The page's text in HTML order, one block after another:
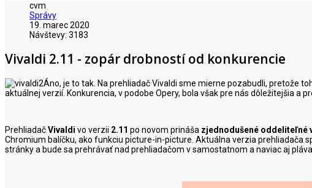
cvm
Správy
19. marec 2020
Návštevy: 3183
Vivaldi 2.11 - zopár drobností od konkurencie
Áno, je to tak. Na prehliadač Vivaldi sme mierne pozabudli, pretože
aktuálnej verzií. Konkurencia, v podobe Opery, bola však pre nás dôležitejšia a
PrehliadačVivaldi vo verzii 2.11 po novom prináša zjednodušené oddeliteľné
Chromium balíčku, ako funkciu picture-in-picture. Aktuálna verzia prehliadača
stránky a bude sa prehrávať nad prehliadačom v samostatnom a naviac aj